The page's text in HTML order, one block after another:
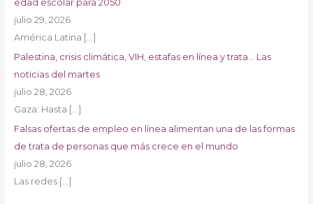
edad escolar para 2050
julio 29, 2026
América Latina […]
Palestina, crisis climática, VIH, estafas en línea y trata… Las
noticias del martes
julio 28, 2026
Gaza: Hasta […]
Falsas ofertas de empleo en línea alimentan una de las formas
de trata de personas que más crece en el mundo
julio 28, 2026
Las redes […]